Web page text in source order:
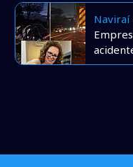
Naviraí